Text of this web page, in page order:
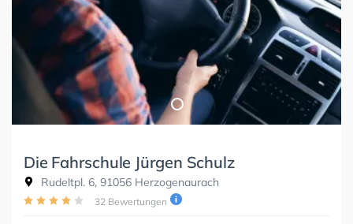
Die Fahrschule Jürgen Schulz
Rudeltpl. 6, 91056 Herzogenaurach
32 Bewertungen